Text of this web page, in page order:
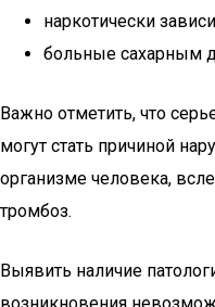
наркотически
больные сахарным
Важно отметить, что
могут стать причиной
организме человека,
тромбоз.
Выявить наличие